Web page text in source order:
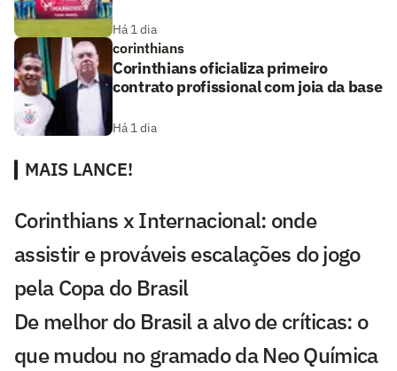
Há 1 dia
corinthians
Corinthians oficializa primeiro
contrato profissional com joia da base
Há 1 dia
MAIS LANCE!
Corinthians x Internacional: onde
assistir e prováveis escalações do jogo
pela Copa do Brasil
De melhor do Brasil a alvo de críticas: o
que mudou no gramado da Neo Química